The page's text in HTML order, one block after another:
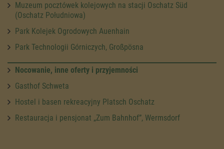
Muzeum pocztówek kolejowych na stacji Oschatz Süd
(Oschatz Południowa)
Park Kolejek Ogrodowych Auenhain
Park Technologii Górniczych, Großpösna
Nocowanie, inne oferty i przyjemności
Gasthof Schweta
Hostel i basen rekreacyjny Platsch Oschatz
Restauracja i pensjonat „Zum Bahnhof”, Wermsdorf